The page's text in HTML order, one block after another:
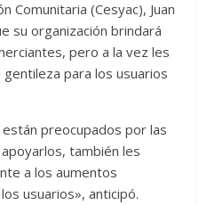
Comunitaria (Cesyac), Juan
su organización brindará
pero a la vez les
para los usuarios
preocupados por las
también les
a los aumentos
usuarios», anticipó.